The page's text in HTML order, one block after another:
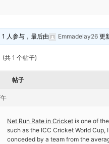
人参与，最后由 Emmadelay26 更
(共 1 个帖子)
帖子
Net Run Rate in Cricket is one of
such as the ICC Cricket World
conceded by a team from the